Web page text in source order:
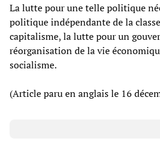
La lutte pour une telle politique
politique indépendante de la
capitalisme, la lutte pour un
réorganisation de la vie
socialisme.
(Article paru en anglais le 16